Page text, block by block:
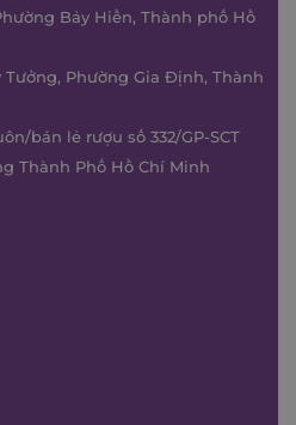
Bảy Hiền, Thành phố Hồ
Phường Gia Định, Thành
bán lẻ rượu số 332/GP-SCT
Thành Phố Hồ Chí Minh